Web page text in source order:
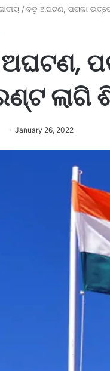
/ବଡ଼ ଅଘଟଣ, ପତାକା
ଲାଗି
January 26, 2022